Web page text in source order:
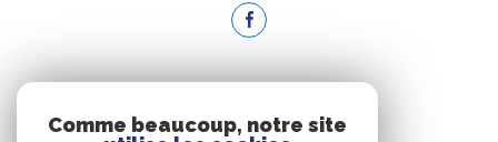
Comme beaucoup, notre site